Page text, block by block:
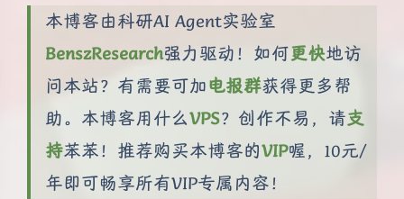
本博客由科研AI Agent实验室
BenszResearch强力驱动！如何更快地访
问本站？有需要可加电报群获得更多帮
助。本博客用什么VPS？创作不易，请支
持苯苯！推荐购买本博客的VIP喔，10元/
年即可畅享所有VIP专属内容！